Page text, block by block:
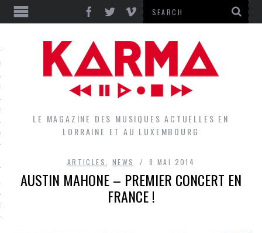
GROUPES DU LOCAL
LE MAGAZINE DES MUSIQUES ACTUELLES EN
LORRAINE ET AU LUXEMBOURG
ARTICLES NEWS 8 MAI 2014
AUSTIN MAHONE – PREMIER CONCERT EN
FRANCE !